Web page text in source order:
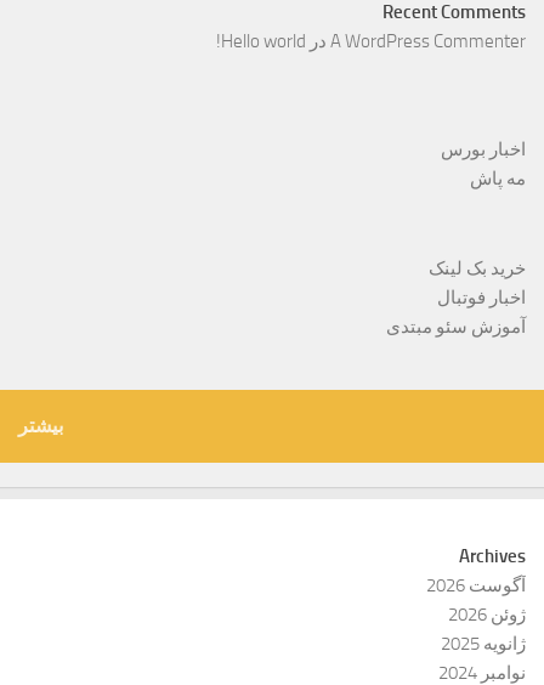
Recent Comments
A WordPress Commenter در Hello world!
اخبار بورس
مه پاش
خرید بک لینک
اخبار فوتبال
آموزش سئو مبتدی
بیشتر
Archives
آگوست 2026
ژوئن 2026
ژانویه 2025
نوامبر 2024